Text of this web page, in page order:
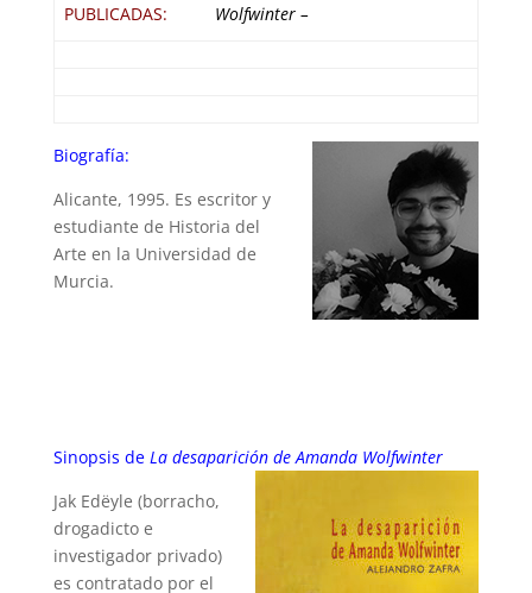
PUBLICADAS:
Wolfwinter –
Biografía:
Alicante, 1995. Es escritor y
estudiante de Historia del
Arte en la Universidad de
Murcia.
Sinopsis de La desaparición de Amanda Wolfwinter
Jak Edëyle (borracho,
drogadicto e
investigador privado)
es contratado por el